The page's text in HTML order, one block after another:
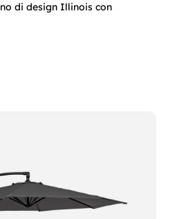
di design Illinois con